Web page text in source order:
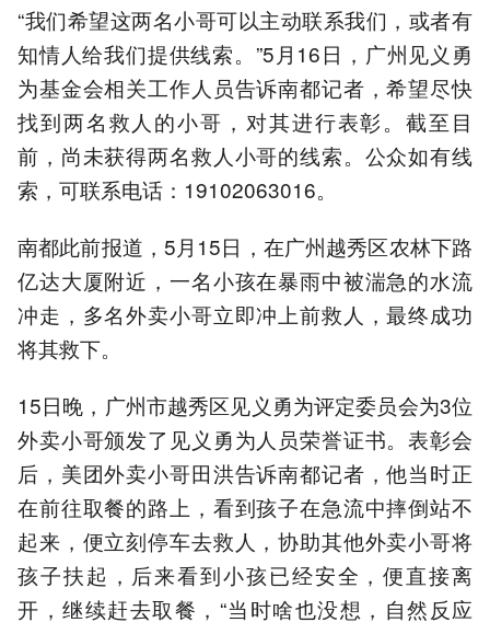
“我们希望这两名小哥可以主动联系我们，或者有
知情人给我们提供线索。”5月16日，广州见义勇
为基金会相关工作人员告诉南都记者，希望尽快
找到两名救人的小哥，对其进行表彰。截至目
前，尚未获得两名救人小哥的线索。公众如有线
索，可联系电话：19102063016。
南都此前报道，5月15日，在广州越秀区农林下路
亿达大厦附近，一名小孩在暴雨中被湍急的水流
冲走，多名外卖小哥立即冲上前救人，最终成功
将其救下。
15日晚，广州市越秀区见义勇为评定委员会为3位
外卖小哥颁发了见义勇为人员荣誉证书。表彰会
后，美团外卖小哥田洪告诉南都记者，他当时正
在前往取餐的路上，看到孩子在急流中摔倒站不
起来，便立刻停车去救人，协助其他外卖小哥将
孩子扶起，后来看到小孩已经安全，便直接离
开，继续赶去取餐，“当时啥也没想，自然反应